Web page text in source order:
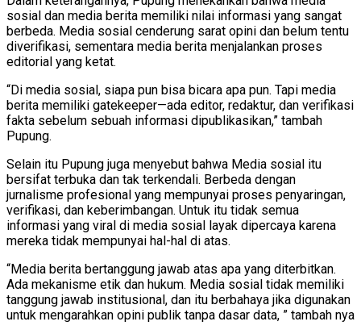
sosial dan media berita memiliki nilai informasi yang sangat
berbeda. Media sosial cenderung sarat opini dan belum tentu
diverifikasi, sementara media berita menjalankan proses
editorial yang ketat.
“Di media sosial, siapa pun bisa bicara apa pun. Tapi media
berita memiliki gatekeeper—ada editor, redaktur, dan verifikasi
fakta sebelum sebuah informasi dipublikasikan,” tambah
Pupung.
Selain itu Pupung juga menyebut bahwa Media sosial itu
bersifat terbuka dan tak terkendali. Berbeda dengan
jurnalisme profesional yang mempunyai proses penyaringan,
verifikasi, dan keberimbangan. Untuk itu tidak semua
informasi yang viral di media sosial layak dipercaya karena
mereka tidak mempunyai hal-hal di atas.
“Media berita bertanggung jawab atas apa yang diterbitkan.
Ada mekanisme etik dan hukum. Media sosial tidak memiliki
tanggung jawab institusional, dan itu berbahaya jika digunakan
untuk mengarahkan opini publik tanpa dasar data, ” tambah nya